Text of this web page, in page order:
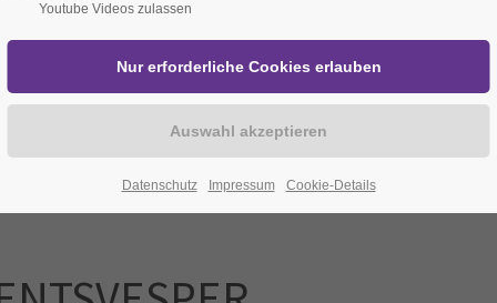
/ 365days
support for our customers
8:00am - 5:00pm(GMT
Have any questions?
+44 1234 567 890
Drop us a line
info@yourdomain.com
Youtube Videos zulassen
Datenschutz Impressum Cookie-Details